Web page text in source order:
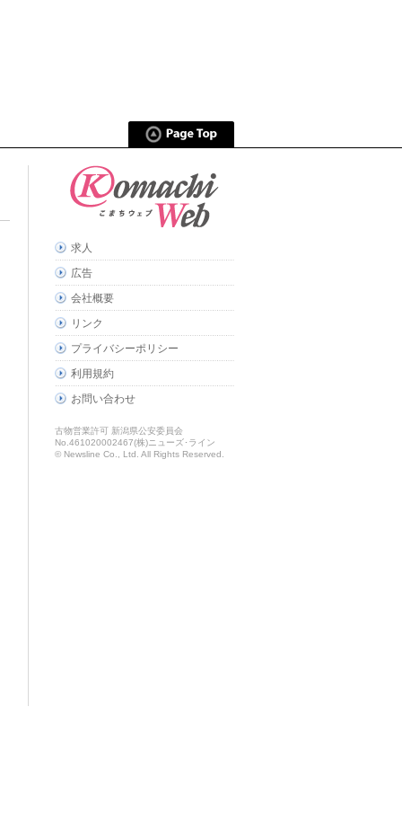
求人
広告
会社概要
リンク
プライバシーポリシー
利用規約
お問い合わせ
古物営業許可 新潟県公安委員会
No.461020002467(株)ニューズ･ライン
© Newsline Co., Ltd. All Rights Reserved.